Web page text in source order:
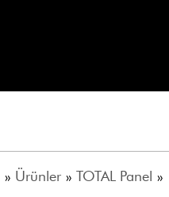
» Ürünler » TOTAL Panel »